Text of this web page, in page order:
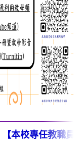
【本校專任教職員